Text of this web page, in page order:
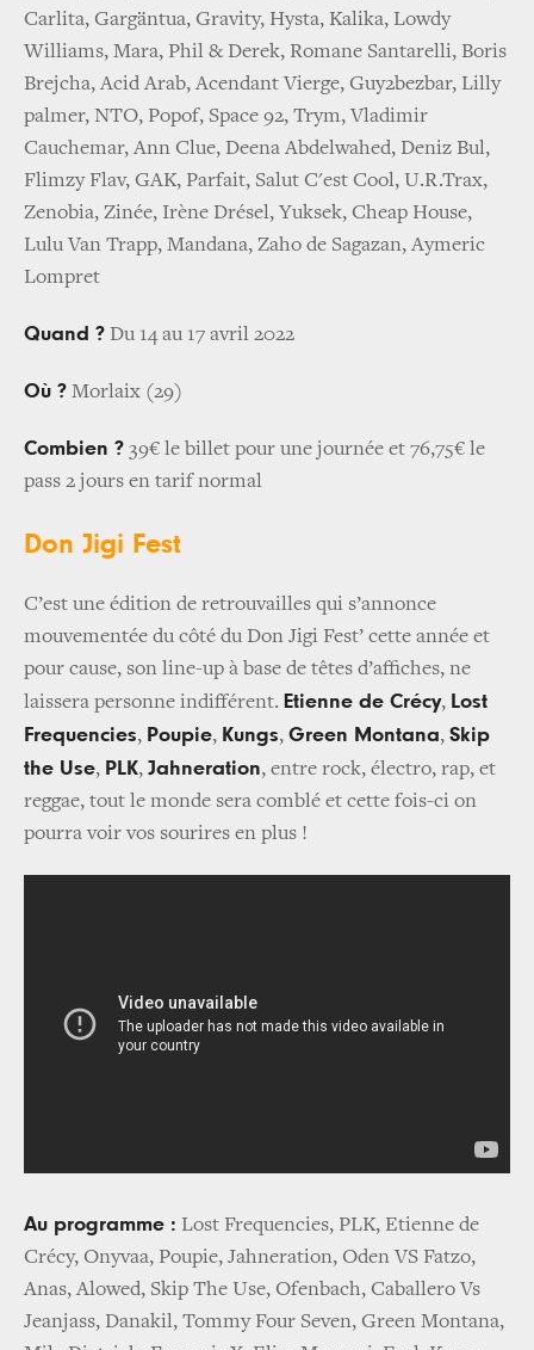
Carlita, Gargäntua, Gravity, Hysta, Kalika, Lowdy
Williams, Mara, Phil & Derek, Romane Santarelli, Boris
Brejcha, Acid Arab, Acendant Vierge, Guy2bezbar, Lilly
palmer, NTO, Popof, Space 92, Trym, Vladimir
Cauchemar, Ann Clue, Deena Abdelwahed, Deniz Bul,
Flimzy Flav, GAK, Parfait, Salut C'est Cool, U.R.Trax,
Zenobia, Zinée, Irène Drésel, Yuksek, Cheap House,
Lulu Van Trapp, Mandana, Zaho de Sagazan, Aymeric
Lompret
Quand ? Du 14 au 17 avril 2022
Où ? Morlaix (29)
Combien ? 39€ le billet pour une journée et 76,75€ le
pass 2 jours en tarif normal
Don Jigi Fest
C’est une édition de retrouvailles qui s’annonce
mouvementée du côté du Don Jigi Fest’ cette année et
pour cause, son line-up à base de têtes d’affiches, ne
laissera personne indifférent. Etienne de Crécy, Lost
Frequencies, Poupie, Kungs, Green Montana, Skip
the Use, PLK, Jahneration, entre rock, électro, rap, et
reggae, tout le monde sera comblé et cette fois-ci on
pourra voir vos sourires en plus !
Au programme : Lost Frequencies, PLK, Etienne de
Crécy, Onyvaa, Poupie, Jahneration, Oden VS Fatzo,
Anas, Alowed, Skip The Use, Ofenbach, Caballero Vs
Jeanjass, Danakil, Tommy Four Seven, Green Montana,